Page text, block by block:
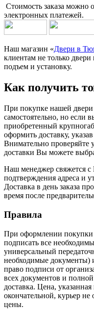
Стоимость заказа можно
электронных платежей.
Наш магазин «Двери в
клиентам не только двери
подъем и установку.
Как получить
При покупке нашей двери
самостоятельно, но если
приобретенный
оформить доставку,
Внимательно проверяйте
доставки Вы можете
Наш менеджер свяжется с
подтверждения адреса и
Доставка в день заказа
время после
Правила
При оформлении
подписать все
универсальный
необходимые документы)
право подписи от
всех документов и
доставка. Цена,
окончательной, курьер не
цены.